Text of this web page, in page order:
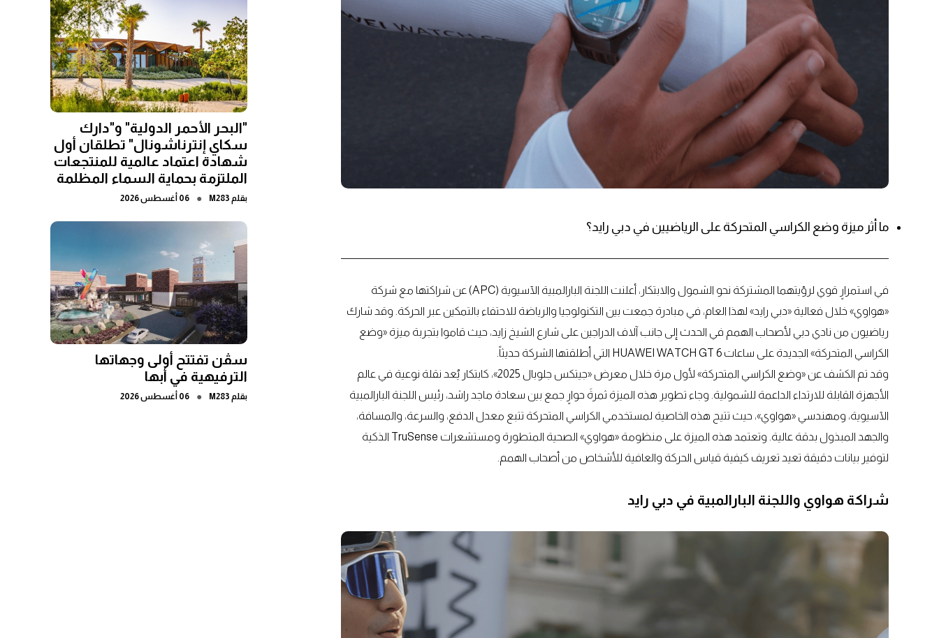
ما أثر ميزة وضع الكراسي المتحركة على الرياضيين في دبي رايد؟
في استمرارٍ قوي لرؤيتهما المشتركة نحو الشمول والابتكار، أعلنت اللجنة البارالمبية الآسيوية (APC) عن شراكتها مع شركة
«هواوي» خلال فعالية «دبي رايد» لهذا العام، في مبادرة جمعت بين التكنولوجيا والرياضة للاحتفاء بالتمكين عبر الحركة. وقد شارك
رياضيون من نادي دبي لأصحاب الهمم في الحدث إلى جانب آلاف الدراجين على شارع الشيخ زايد، حيث قاموا بتجربة ميزة «وضع
الكراسي المتحركة» الجديدة على ساعات HUAWEI WATCH GT 6 التي أطلقتها الشركة حديثاً.
وقد تم الكشف عن «وضع الكراسي المتحركة» لأول مرة خلال معرض «جيتكس جلوبال 2025»، كابتكار يُعد نقلة نوعية في عالم
الأجهزة القابلة للارتداء الداعمة للشمولية. وجاء تطوير هذه الميزة ثمرةَ حوارٍ جمع بين سعادة ماجد راشد، رئيس اللجنة البارالمبية
الآسيوية، ومهندسي «هواوي»، حيث تتيح هذه الخاصية لمستخدمي الكراسي المتحركة تتبع معدل الدفع، والسرعة، والمسافة،
والجهد المبذول بدقة عالية. وتعتمد هذه الميزة على منظومة «هواوي» الصحية المتطورة ومستشعرات TruSense الذكية
لتوفير بيانات دقيقة تعيد تعريف كيفية قياس الحركة والعافية للأشخاص من أصحاب الهمم.
شراكة هواوي واللجنة البارالمبية في دبي رايد
"البحر الأحمر الدولية" و"دارك
سكاي إنترناشونال" تطلقان أول
شهادة اعتماد عالمية للمنتجعات
الملتزمة بحماية السماء المظلمة
بقلم M283
● 06 أغسطس 2026
سڤن تفتتح أولى وجهاتها
الترفيهية في أبها
بقلم M283
● 06 أغسطس 2026